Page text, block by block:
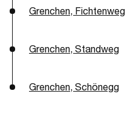
Grenchen, Fichtenweg
Grenchen, Standweg
Grenchen, Schönegg